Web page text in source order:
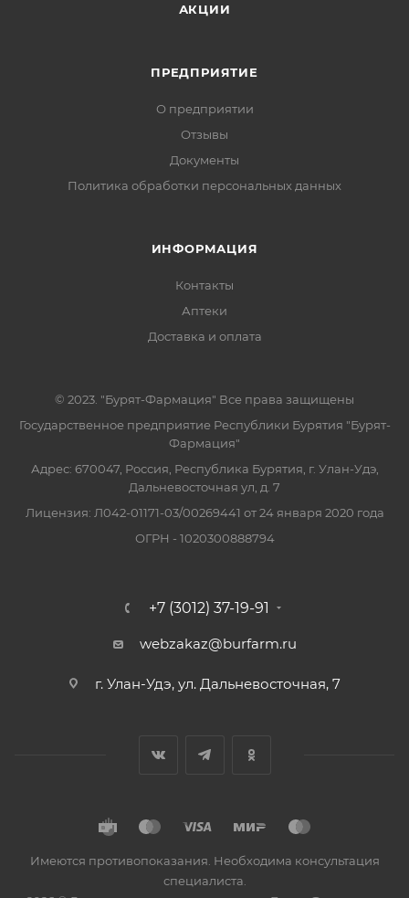
АКЦИИ
ПРЕДПРИЯТИЕ
О предприятии
Отзывы
Документы
Политика обработки персональных данных
ИНФОРМАЦИЯ
Контакты
Аптеки
Доставка и оплата
© 2023. "Бурят-Фармация" Все права защищены
Государственное предприятие Республики Бурятия "Бурят-
Фармация"
Адрес: 670047, Россия, Республика Бурятия, г. Улан-Удэ,
Дальневосточная ул, д. 7
Лицензия: Л042-01171-03/00269441 от 24 января 2020 года
ОГРН - 1020300888794
+7 (3012) 37-19-91
webzakaz@burfarm.ru
г. Улан-Удэ, ул. Дальневосточная, 7
Имеются противопоказания. Необходима консультация
специалиста.